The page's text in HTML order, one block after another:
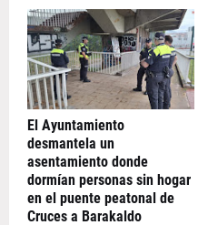
El Ayuntamiento
desmantela un
asentamiento donde
dormían personas sin hogar
en el puente peatonal de
Cruces a Barakaldo